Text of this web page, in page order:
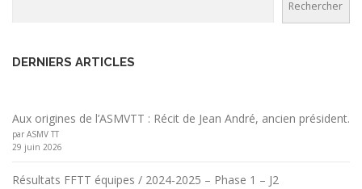
Rechercher
DERNIERS ARTICLES
Aux origines de l’ASMVTT : Récit de Jean André, ancien président.
par ASMV TT
29 juin 2026
Résultats FFTT équipes / 2024-2025 – Phase 1 – J2